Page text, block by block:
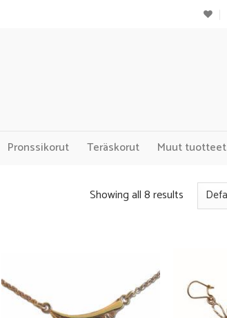
Pronssikorut Teräskorut Muut tuotteet
Showing all 8 results
Add to
Wishlist